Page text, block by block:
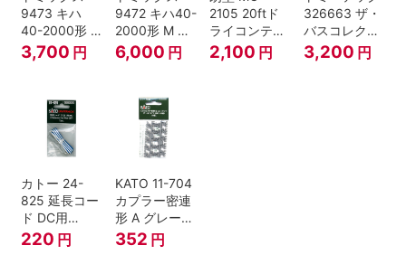
9473 キハ
40-2000形 T
Nゲージ
3,700 円
9472 キハ40-
2000形 M N
ゲージ
6,000 円
2105 20ftド
ライコンテナ
タイプ
TRANCY
2,100 円
326663 ザ・
バスコレクシ
ョン 西日本鉄
道・九州産交
3,200 円
カトー 24-
825 延長コー
ド DC用
(90cm）
220 円
KATO 11-704
カプラー密連
形 A グレー
(20個入) (ア
352 円